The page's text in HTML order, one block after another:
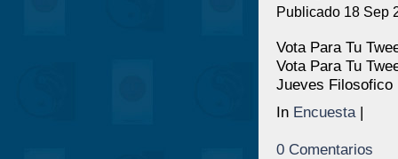
Publicado 18 Sep
Vota Para Tu
Vota Para Tu
Jueves Filosofico
In Encuesta|
0 Comentarios